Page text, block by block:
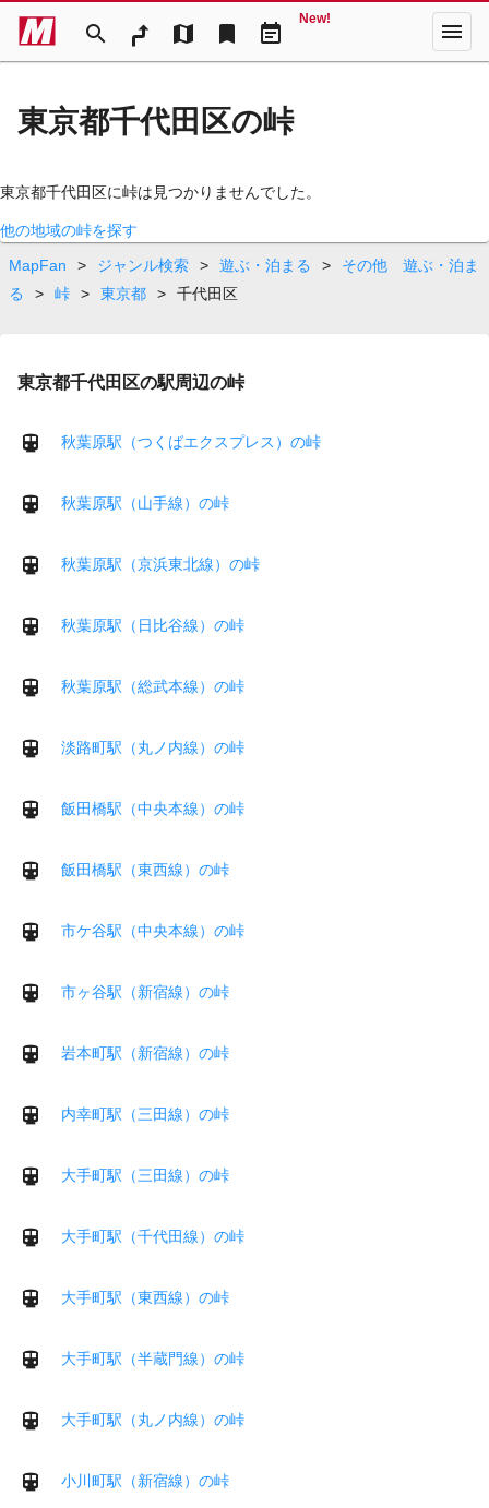
search map bookmark event_note
New! menu
東京都千代田区の峠
東京都千代田区に峠は見つかりませんでした。
他の地域の峠を探す
MapFan
> ジャンル検索 > 遊ぶ・泊まる >
その他 遊ぶ・泊ま
る
> 峠 > 東京都 > 千代田区
東京都千代田区の駅周辺の峠
秋葉原駅（つくばエクスプレス）の峠
秋葉原駅（山手線）の峠
秋葉原駅（京浜東北線）の峠
秋葉原駅（日比谷線）の峠
秋葉原駅（総武本線）の峠
淡路町駅（丸ノ内線）の峠
飯田橋駅（中央本線）の峠
飯田橋駅（東西線）の峠
市ケ谷駅（中央本線）の峠
市ヶ谷駅（新宿線）の峠
岩本町駅（新宿線）の峠
内幸町駅（三田線）の峠
大手町駅（三田線）の峠
大手町駅（千代田線）の峠
大手町駅（東西線）の峠
大手町駅（半蔵門線）の峠
大手町駅（丸ノ内線）の峠
小川町駅（新宿線）の峠